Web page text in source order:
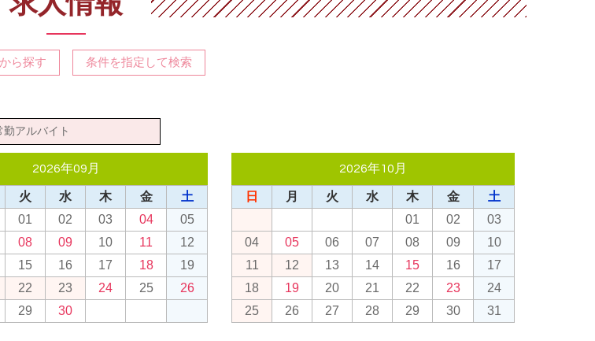
ら探す 条件を指定して検索
勤アルバイト
2026年09月
火 水 木 金
土
01
02 03 04
05
08 09 10 11
12
15 16 17 18
19
22 23 24 25
26
29 30
2026年10月
日 月 火 水 木 金
土
01
02
03
04
05 06 07 08 09
10
11
12 13 14 15 16
17
18
19 20 21 22 23
24
25
26 27 28 29 30 31